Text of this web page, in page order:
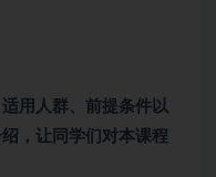
用人群、前提条件以
，让同学们对本课程